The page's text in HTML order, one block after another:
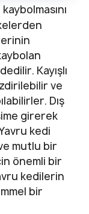
Kayışlı
ve
Dış
girerek
kedi
mutlu bir
önemli bir
kedilerin
bir